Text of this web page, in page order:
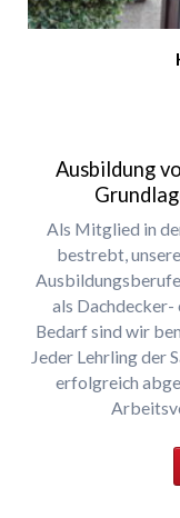
Ausbildung
Als Mitglied in
bestrebt,
als Dachdecker-
Bedarf sind wir
Jeder Lehrling der
erfolgreich